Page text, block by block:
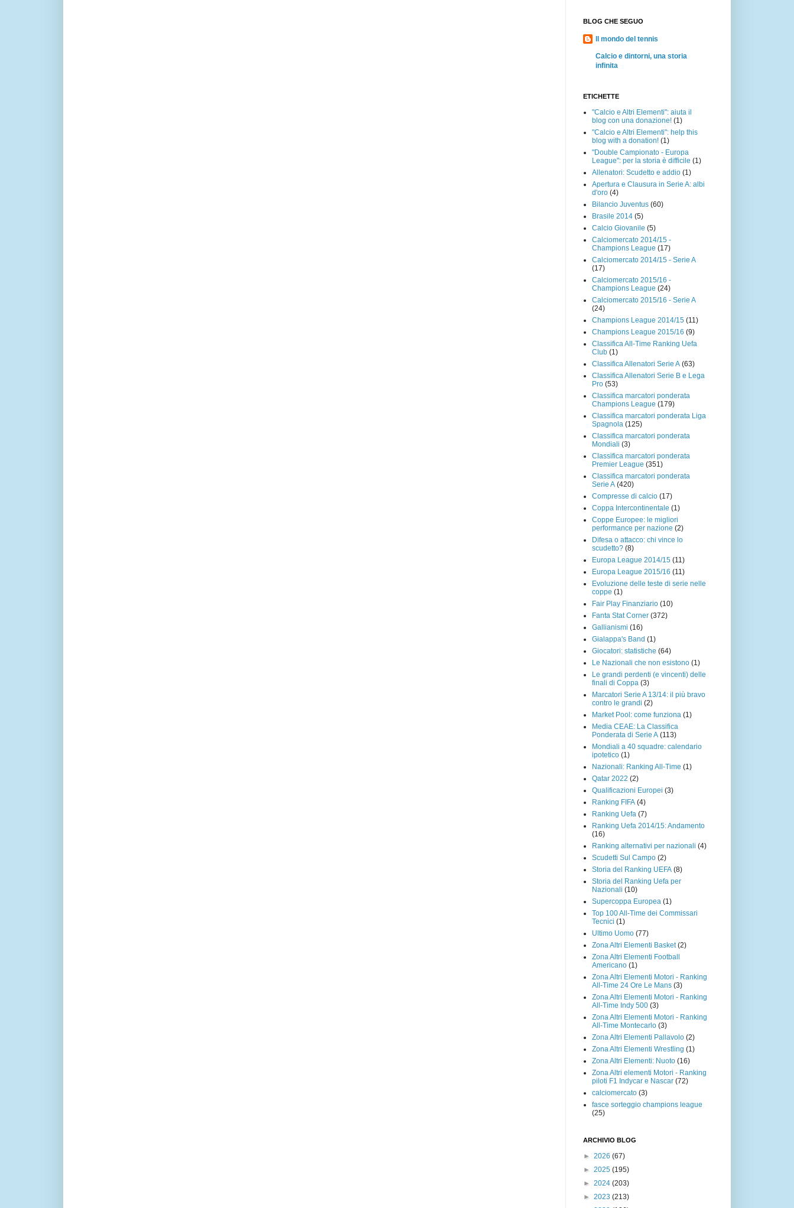
BLOG CHE SEGUO
Il mondo del tennis
Calcio e dintorni, una storia
infinita
ETICHETTE
"Calcio e Altri Elementi": aiuta il
blog con una donazione! (1)
"Calcio e Altri Elementi": help this
blog with a donation! (1)
"Double Campionato - Europa
League": per la storia è difficile (1)
Allenatori: Scudetto e addio (1)
Apertura e Clausura in Serie A: albi
d'oro (4)
Bilancio Juventus (60)
Brasile 2014 (5)
Calcio Giovanile (5)
Calciomercato 2014/15 -
Champions League (17)
Calciomercato 2014/15 - Serie A
(17)
Calciomercato 2015/16 -
Champions League (24)
Calciomercato 2015/16 - Serie A
(24)
Champions League 2014/15 (11)
Champions League 2015/16 (9)
Classifica All-Time Ranking Uefa
Club (1)
Classifica Allenatori Serie A (63)
Classifica Allenatori Serie B e Lega
Pro (53)
Classifica marcatori ponderata
Champions League (179)
Classifica marcatori ponderata Liga
Spagnola (125)
Classifica marcatori ponderata
Mondiali (3)
Classifica marcatori ponderata
Premier League (351)
Classifica marcatori ponderata
Serie A (420)
Compresse di calcio (17)
Coppa Intercontinentale (1)
Coppe Europee: le migliori
performance per nazione (2)
Difesa o attacco: chi vince lo
scudetto? (8)
Europa League 2014/15 (11)
Europa League 2015/16 (11)
Evoluzione delle teste di serie nelle
coppe (1)
Fair Play Finanziario (10)
Fanta Stat Corner (372)
Gallianismi (16)
Gialappa's Band (1)
Giocatori: statistiche (64)
Le Nazionali che non esistono (1)
Le grandi perdenti (e vincenti) delle
finali di Coppa (3)
Marcatori Serie A 13/14: il più bravo
contro le grandi (2)
Market Pool: come funziona (1)
Media CEAE: La Classifica
Ponderata di Serie A (113)
Mondiali a 40 squadre: calendario
ipotetico (1)
Nazionali: Ranking All-Time (1)
Qatar 2022 (2)
Qualificazioni Europei (3)
Ranking FIFA (4)
Ranking Uefa (7)
Ranking Uefa 2014/15: Andamento
(16)
Ranking alternativi per nazionali (4)
Scudetti Sul Campo (2)
Storia del Ranking UEFA (8)
Storia del Ranking Uefa per
Nazionali (10)
Supercoppa Europea (1)
Top 100 All-Time dei Commissari
Tecnici (1)
Ultimo Uomo (77)
Zona Altri Elementi Basket (2)
Zona Altri Elementi Football
Americano (1)
Zona Altri Elementi Motori - Ranking
All-Time 24 Ore Le Mans (3)
Zona Altri Elementi Motori - Ranking
All-Time Indy 500 (3)
Zona Altri Elementi Motori - Ranking
All-Time Montecarlo (3)
Zona Altri Elementi Pallavolo (2)
Zona Altri Elementi Wrestling (1)
Zona Altri Elementi: Nuoto (16)
Zona Altri elementi Motori - Ranking
piloti F1 Indycar e Nascar (72)
calciomercato (3)
fasce sorteggio champions league
(25)
ARCHIVIO BLOG
► 2026 (67)
► 2025 (195)
► 2024 (203)
► 2023 (213)